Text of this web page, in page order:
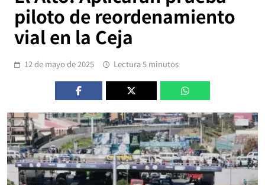
piloto de reordenamiento
vial en la Ceja
12 de mayo de 2025 Lectura 5 minutos